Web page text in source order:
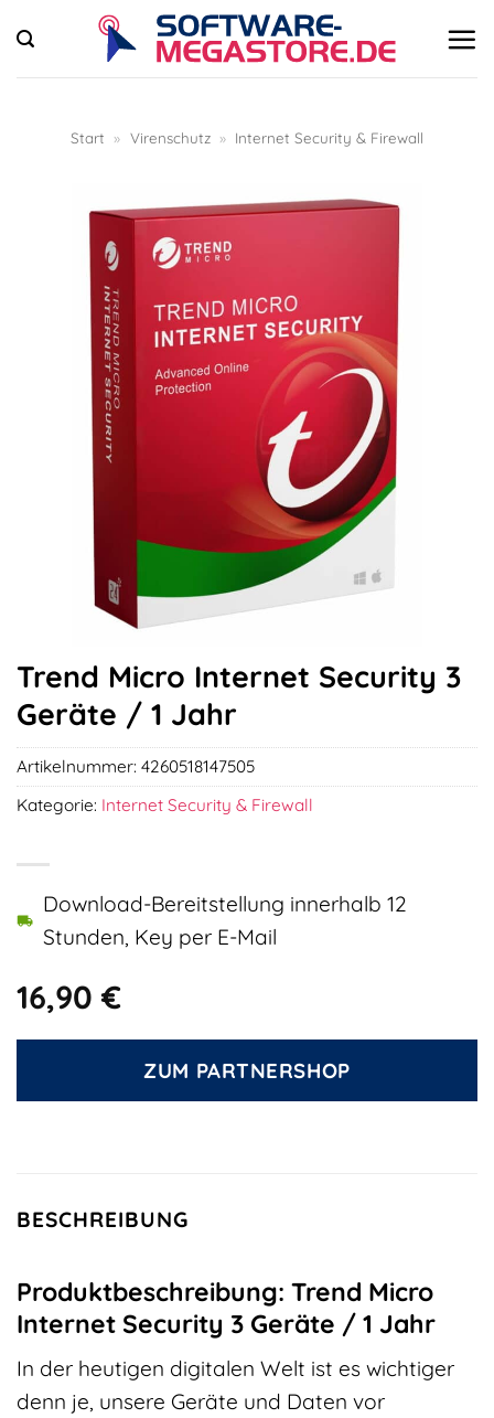
Inhalt
springen
Start » Virenschutz » Internet Security & Firewall
Trend Micro Internet Security 3
Geräte / 1 Jahr
16,90€
Download-Bereitstellung innerhalb 12
Stunden, Key per E-Mail
ZUM PARTNERSHOP
Artikelnummer: 4260518147505
Kategorie: Internet Security & Firewall
BESCHREIBUNG
Produktbeschreibung: Trend Micro
Internet Security 3 Geräte / 1 Jahr
In der heutigen digitalen Welt ist es wichtiger
denn je, unsere Geräte und Daten vor